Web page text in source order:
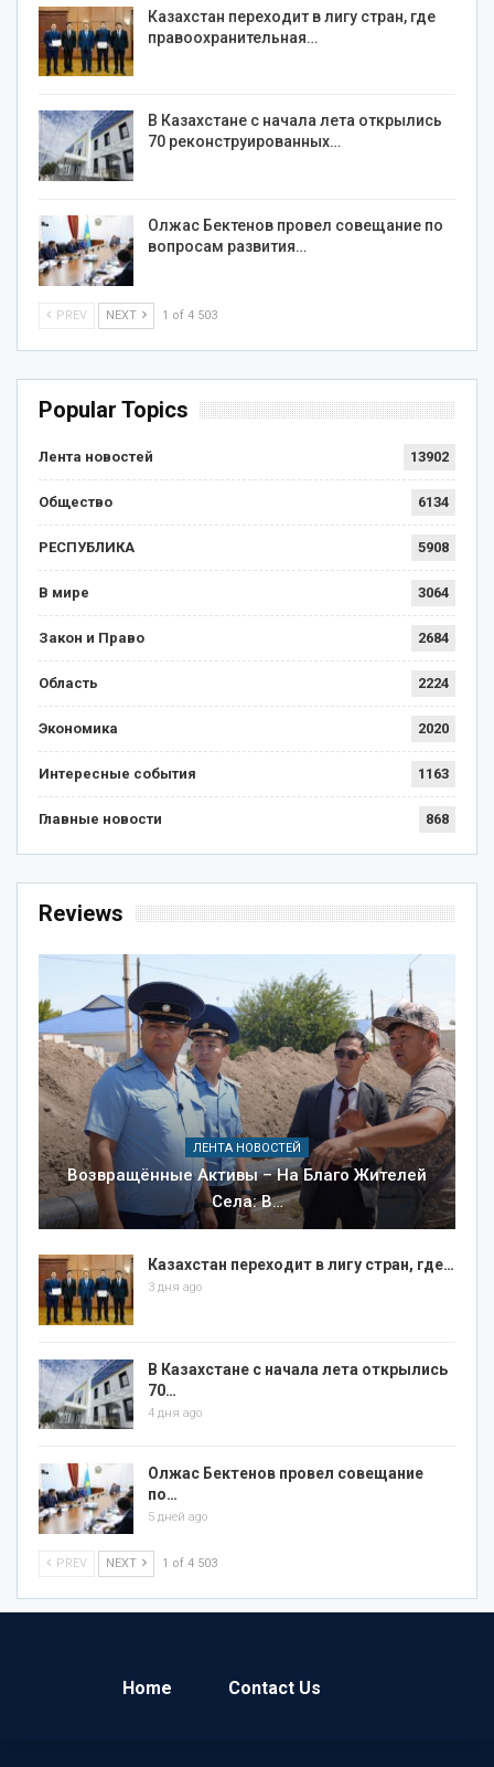
Казахстан переходит в лигу стран, где
правоохранительная…
В Казахстане с начала лета открылись
70 реконструированных…
Олжас Бектенов провел совещание по
вопросам развития…
PREV NEXT 1 of 4 503
Popular Topics
Лента новостей 13902
Общество 6134
РЕСПУБЛИКА 5908
В мире 3064
Закон и Право 2684
Область 2224
Экономика 2020
Интересные события 1163
Главные новости 868
Reviews
ЛЕНТА НОВОСТЕЙ
Возвращённые Активы – На Благо Жителей
Села: В…
Казахстан переходит в лигу стран, где…
3 дня ago
В Казахстане с начала лета открылись
70…
4 дня ago
Олжас Бектенов провел совещание
по…
5 дней ago
PREV NEXT 1 of 4 503
Home Contact Us